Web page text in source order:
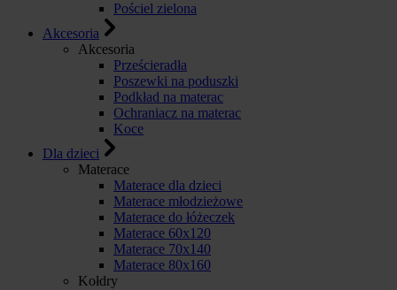
Pościel zielona
Akcesoria
Akcesoria
Prześcieradła
Poszewki na poduszki
Podkład na materac
Ochraniacz na materac
Koce
Dla dzieci
Materace
Materace dla dzieci
Materace młodzieżowe
Materace do łóżeczek
Materace 60x120
Materace 70x140
Materace 80x160
Kołdry